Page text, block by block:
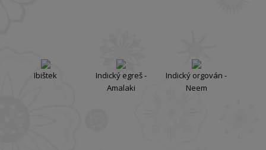
Ibištek
Indický egreš -
Amalaki
Indický orgován -
Neem